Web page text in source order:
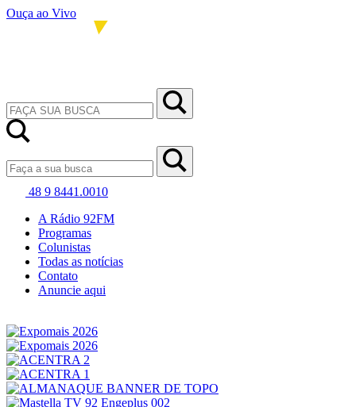
Ouça ao Vivo
48 9 8441.0010
A Rádio 92FM
Programas
Colunistas
Todas as notícias
Contato
Anuncie aqui